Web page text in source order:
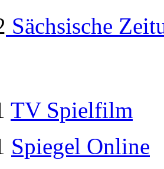
Sächsische
TV Spielfilm
Spiegel Online